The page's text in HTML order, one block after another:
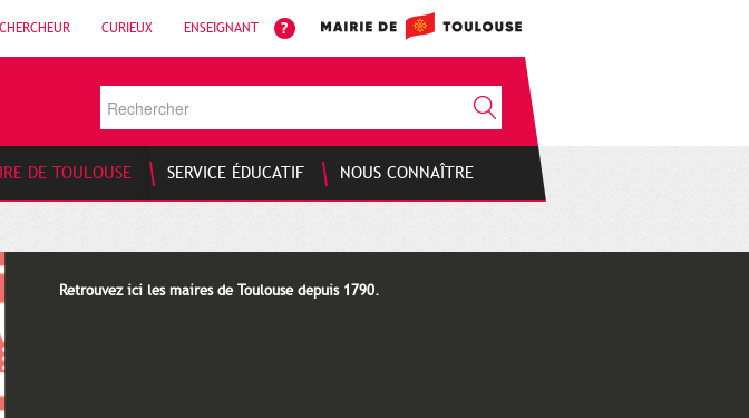
CHERCHEUR CURIEUX ENSEIGNANT
DE TOULOUSE SERVICE ÉDUCATIF NOUS CONNAÎTRE
Retrouvez ici les maires de Toulouse depuis 1790.